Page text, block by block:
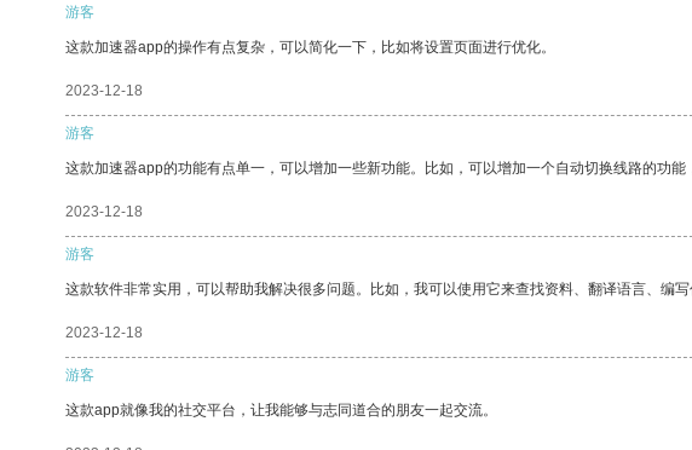
游客
这款加速器app的操作有点复杂，可以简化一下，比如将设置页面进行优化。
2023-12-18
游客
这款加速器app的功能有点单一，可以增加一些新功能。比如，可以增加一个自动切换线路的功
2023-12-18
游客
这款软件非常实用，可以帮助我解决很多问题。比如，我可以使用它来查找资料、翻译语言、编写
2023-12-18
游客
这款app就像我的社交平台，让我能够与志同道合的朋友一起交流。